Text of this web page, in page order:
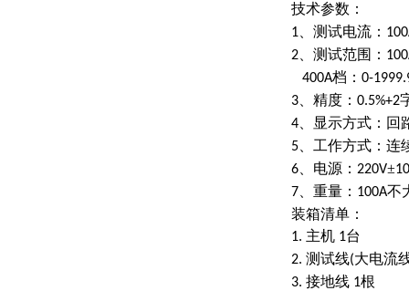
技术参数：
1 、测试电流：
2 、测试范围：
400A档： 0-
3 、精度： 0.5%+2
4 、显示方式：回
5 、工作方式：连
6 、电源： 220V±
7 、重量： 100A不
装箱清单：
1. 主机 1台
2. 测试线(大电流
3. 接地线 1根